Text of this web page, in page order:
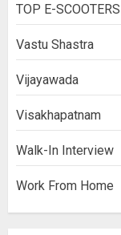
TOP E-SCOOTERS
Vastu Shastra
Vijayawada
Visakhapatnam
Walk-In Interview
Work From Home